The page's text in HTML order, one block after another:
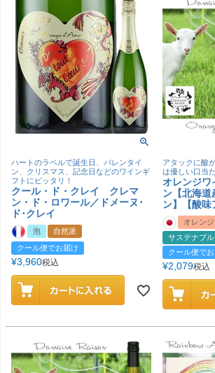
ハートのラベルで誕生日、バレンタイ
ン、クリスマス、記念日などのワインギ
フトにピッタリ！
クール・ド・クレイ クレマ
ン・ド・ロワール／ドメーヌ･
ド･クレイ
泡
自然派
クール便でお届け
¥3,960税込
アタックに酸
は優しい口当
オレンジワ
ン【北海道
ン】【酸味
オレンジ
サステナブル
クール便で
¥2,079税込